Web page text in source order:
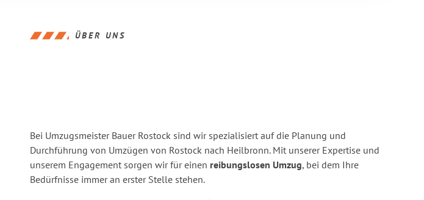
ÜBER UNS
Bei Umzugsmeister Bauer Rostock sind wir spezialisiert auf die Planung und
Durchführung von Umzügen von Rostock nach Heilbronn. Mit unserer Expertise und
unserem Engagement sorgen wir für einen reibungslosen Umzug, bei dem Ihre
Bedürfnisse immer an erster Stelle stehen.